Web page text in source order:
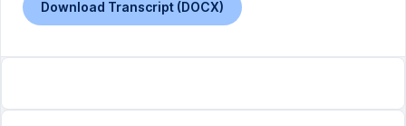
Download Transcript (DOCX)